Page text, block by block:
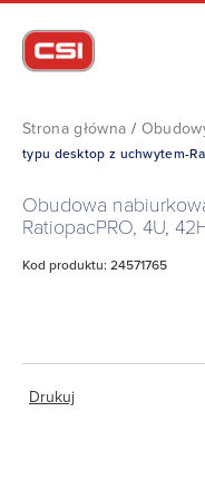
Strona główna /
typu desktop z uchwytem-
Obudowa
RatiopacPRO, 4U,
Kod produktu: 24571765
Drukuj